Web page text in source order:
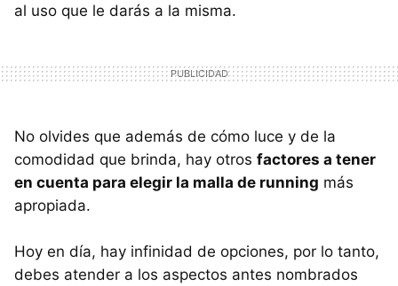
al uso que le darás a la misma.
No olvides que además de cómo luce y de la
comodidad que brinda, hay otros factores a tener
en cuenta para elegir la malla de running más
apropiada.
Hoy en día, hay infinidad de opciones, por lo tanto,
debes atender a los aspectos antes nombrados